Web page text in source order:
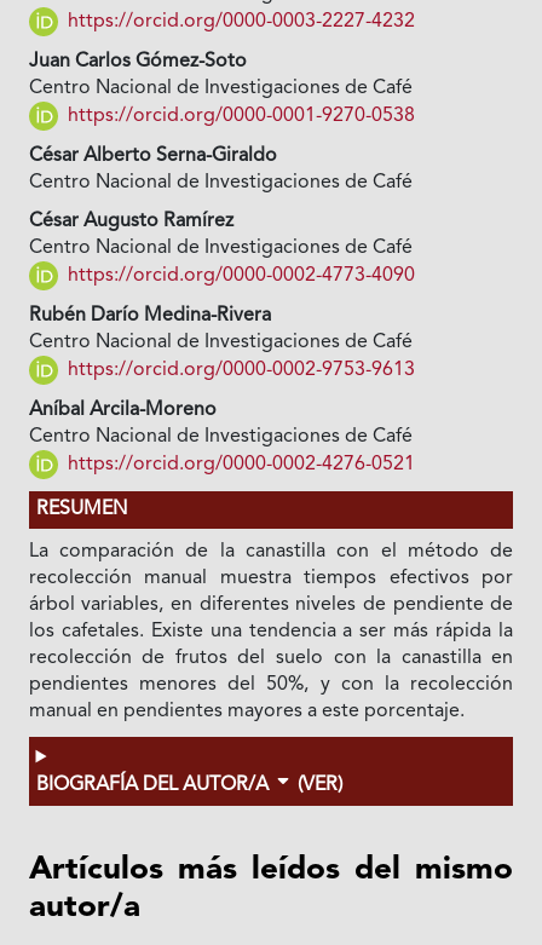
https://orcid.org/0000-0003-2227-4232
Juan Carlos Gómez-Soto
Centro Nacional de Investigaciones de Café
https://orcid.org/0000-0001-9270-0538
César Alberto Serna-Giraldo
Centro Nacional de Investigaciones de Café
César Augusto Ramírez
Centro Nacional de Investigaciones de Café
https://orcid.org/0000-0002-4773-4090
Rubén Darío Medina-Rivera
Centro Nacional de Investigaciones de Café
https://orcid.org/0000-0002-9753-9613
Aníbal Arcila-Moreno
Centro Nacional de Investigaciones de Café
https://orcid.org/0000-0002-4276-0521
RESUMEN
La comparación de la canastilla con el método de
recolección manual muestra tiempos efectivos por
árbol variables, en diferentes niveles de pendiente de
los cafetales. Existe una tendencia a ser más rápida la
recolección de frutos del suelo con la canastilla en
pendientes menores del 50%, y con la recolección
manual en pendientes mayores a este porcentaje.
BIOGRAFÍA DEL AUTOR/A (VER)
Artículos más leídos del mismo
autor/a